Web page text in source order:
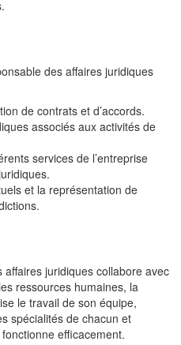
des affaires juridiques
de contrats et d’accords.
associés aux activités de
services de l’entreprise
et la représentation de
juridiques collabore avec
ressources humaines, la
le travail de son équipe,
spécialités de chacun et
efficacement.